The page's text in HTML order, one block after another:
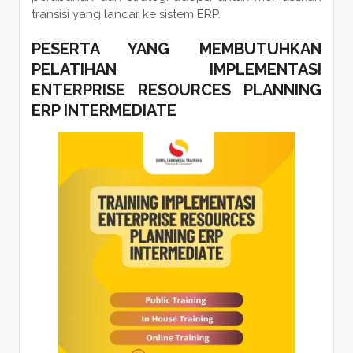
transisi yang lancar ke sistem ERP.
PESERTA YANG MEMBUTUHKAN
PELATIHAN IMPLEMENTASI
ENTERPRISE RESOURCES PLANNING
ERP INTERMEDIATE